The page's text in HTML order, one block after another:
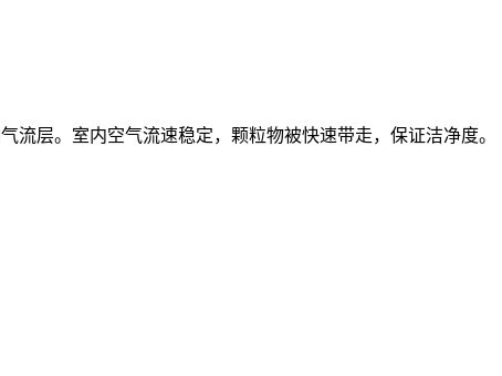
层。室内空气流速稳定，颗粒物被快速带走，保证洁净度。